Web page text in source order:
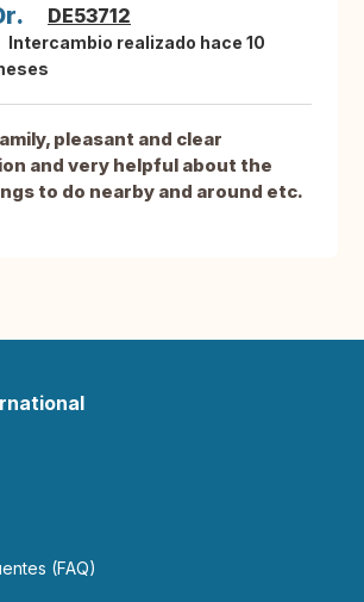
DE53712
Intercambio realizado hace 10
pleasant and clear
and very helpful about the
to do nearby and around etc.
(FAQ)